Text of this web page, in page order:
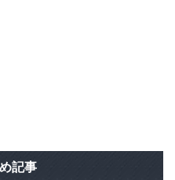
記事